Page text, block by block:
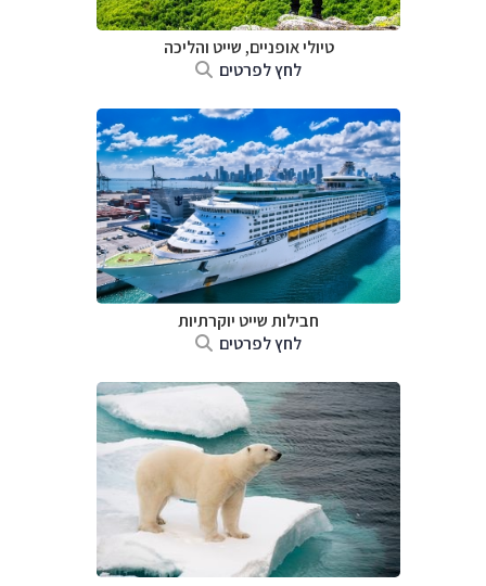
טיולי אופניים, שייט והליכה
לחץ לפרטים
חבילות שייט יוקרתיות
לחץ לפרטים